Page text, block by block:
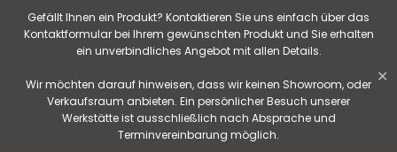
Gefällt Ihnen ein Produkt? Kontaktieren Sie uns einfach über das
Kontaktformular bei Ihrem gewünschten Produkt und Sie erhalten
ein unverbindliches Angebot mit allen Details.
Wir möchten darauf hinweisen, dass wir keinen Showroom, oder
Verkaufsraum anbieten. Ein persönlicher Besuch unserer
Werkstätte ist ausschließlich nach Absprache und
Terminvereinbarung möglich.
✕